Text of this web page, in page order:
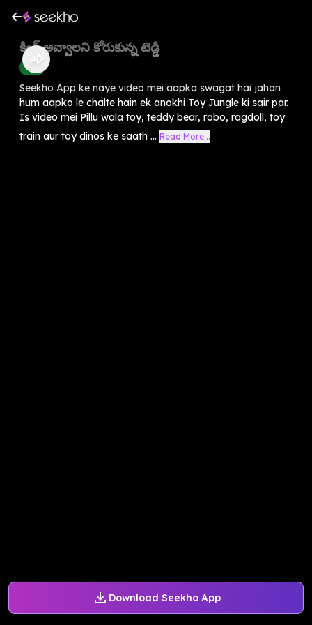
Download Seekho App
కింగ్ అవ్వాలని కోరుకున్న టెడ్డి
Kids
Seekho App ke naye video mei aapka swagat hai jahan
hum aapko le chalte hain ek anokhi Toy Jungle ki sair par.
Is video mei Pillu wala toy, teddy bear, robo, ragdoll, toy
train aur toy dinos ke saath ... Read More...